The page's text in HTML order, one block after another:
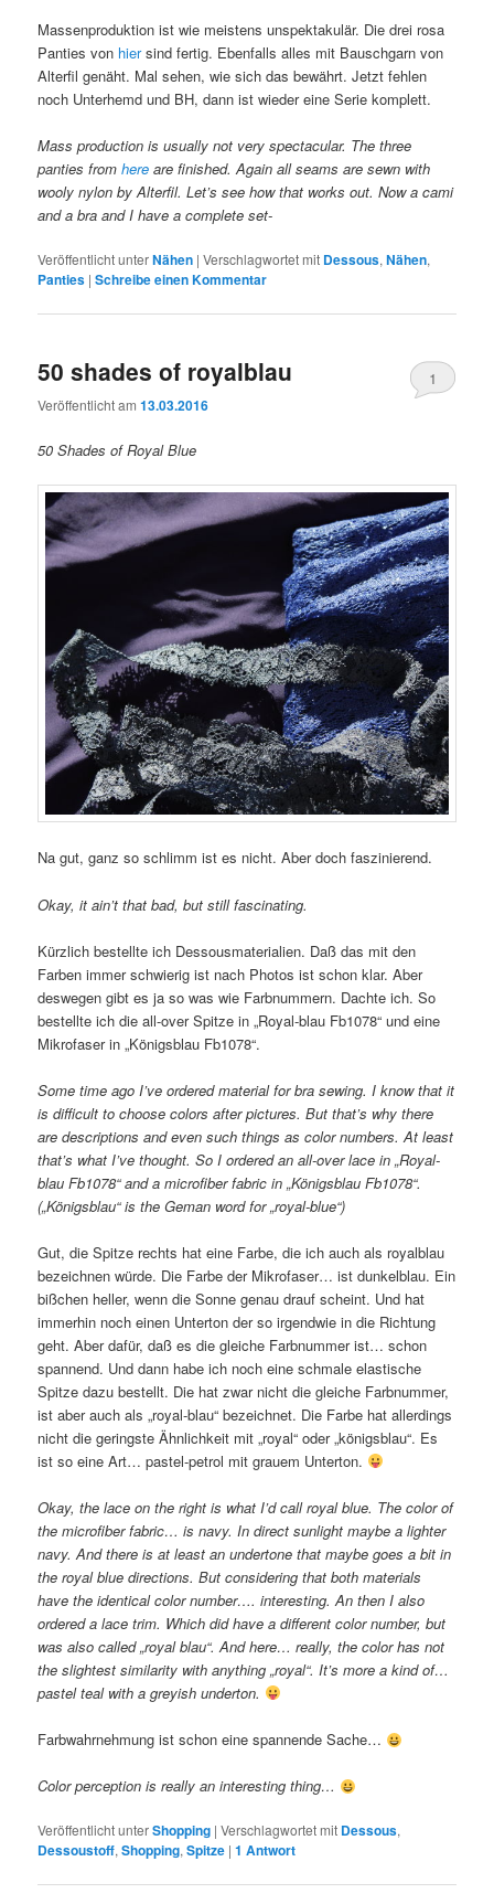
Massenproduktion ist wie meistens unspektakulär. Die drei rosa
Panties von hiersind fertig. Ebenfalls alles mit Bauschgarn von
Alterfil genäht. Mal sehen, wie sich das bewährt. Jetzt fehlen
noch Unterhemd und BH, dann ist wieder eine Serie komplett.
Mass production is usually not very spectacular. The three
panties fromhere are finished. Again all seams are sewn with
wooly nylon by Alterfil. Let’s see how that works out. Now a cami
and a bra and I have a complete set-
Veröffentlicht unterNähen |Verschlagwortet mit Dessous,Nähen,
Panties |Schreibe einen Kommentar
50 shades of royalblau
Veröffentlicht am13.03.2016
1
50 Shades of Royal Blue
Na gut, ganz so schlimm ist es nicht. Aber doch faszinierend.
Okay, it ain’t that bad, but still fascinating.
Kürzlich bestellte ich Dessousmaterialien. Daß das mit den
Farben immer schwierig ist nach Photos ist schon klar. Aber
deswegen gibt es ja so was wie Farbnummern. Dachte ich. So
bestellte ich die all-over Spitze in „Royal-blau Fb1078“ und eine
Mikrofaser in „Königsblau Fb1078“.
Some time ago I’ve ordered material for bra sewing. I know that it
is difficult to choose colors after pictures. But that’s why there
are descriptions and even such things as color numbers. At least
that’s what I’ve thought. So I ordered an all-over lace in „Royal-
blau Fb1078“ and a microfiber fabric in „Königsblau Fb1078“.
(„Königsblau“ is the Geman word for „royal-blue“)
Gut, die Spitze rechts hat eine Farbe, die ich auch als royalblau
bezeichnen würde. Die Farbe der Mikrofaser… ist dunkelblau. Ein
bißchen heller, wenn die Sonne genau drauf scheint. Und hat
immerhin noch einen Unterton der so irgendwie in die Richtung
geht. Aber dafür, daß es die gleiche Farbnummer ist… schon
spannend. Und dann habe ich noch eine schmale elastische
Spitze dazu bestellt. Die hat zwar nicht die gleiche Farbnummer,
ist aber auch als „royal-blau“ bezeichnet. Die Farbe hat allerdings
nicht die geringste Ähnlichkeit mit „royal“ oder „königsblau“. Es
ist so eine Art… pastel-petrol mit grauem Unterton.
Okay, the lace on the right is what I’d call royal blue. The color of
the microfiber fabric… is navy. In direct sunlight maybe a lighter
navy. And there is at least an undertone that maybe goes a bit in
the royal blue directions. But considering that both materials
have the identical color number…. interesting. An then I also
ordered a lace trim. Which did have a different color number, but
was also called „royal blau“. And here… really, the color has not
the slightest similarity with anything „royal“. It’s more a kind of…
pastel teal with a greyish underton.
Farbwahrnehmung ist schon eine spannende Sache…
Color perception is really an interesting thing…
Veröffentlicht unterShopping |Verschlagwortet mit Dessous,
Dessoustoff,Shopping,Spitze |1 Antwort